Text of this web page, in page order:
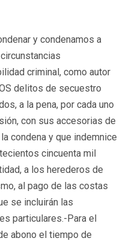
y condenamos a
criminal, como autor
delitos de secuestro
a la pena, por cada uno
con sus accesorias de
condena y que indemnice
cincuenta mil
a los herederos de
al pago de las costas
se incluirán las
particulares.-Para el
abono el tiempo de